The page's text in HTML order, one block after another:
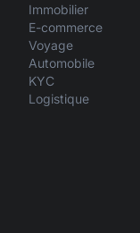
Immobilier
E-commerce
Voyage
Automobile
KYC
Logistique